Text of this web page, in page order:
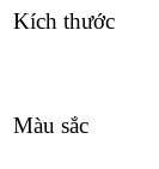
Kích thước
Màu sắc